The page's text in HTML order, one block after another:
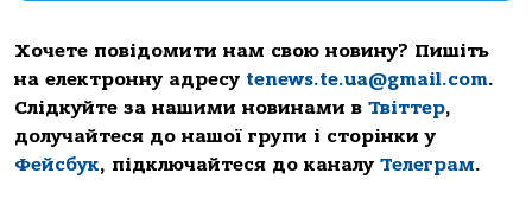
Хочете повідомити нам свою новину? Пишіть
на електронну адресу tenews.te.ua@gmail.com.
Слідкуйте за нашими новинами в Твіттер,
долучайтеся до нашої групи і сторінки у
Фейсбук, підключайтеся до каналу Телеграм.